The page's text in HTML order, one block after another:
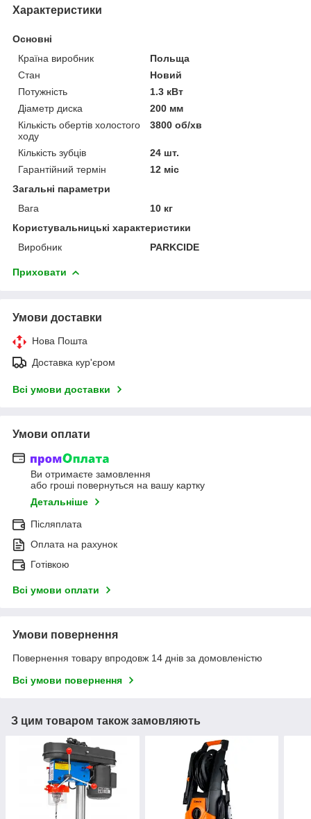
Характеристики
Основні
Країна виробник
Польща
Стан
Новий
Потужність
1.3 кВт
Діаметр диска
200 мм
Кількість обертів холостого
ходу
3800 об/хв
Кількість зубців
24 шт.
Гарантійний термін
12 міс
Загальні параметри
Вага
10 кг
Користувальницькі характеристики
Виробник
PARKCIDE
Приховати
Умови доставки
Нова Пошта
Доставка кур'єром
Всі умови доставки
Умови оплати
Ви отримаєте замовлення
або гроші повернуться на вашу картку
Детальніше
Післяплата
Оплата на рахунок
Готівкою
Всі умови оплати
Умови повернення
Повернення товару впродовж 14 днів за домовленістю
Всі умови повернення
З цим товаром також замовляють